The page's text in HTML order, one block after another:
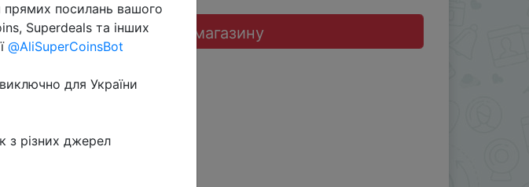
Перейти до магазину
посилань вашого
Superdeals та інших
@AliSuperCoinsBot
для України
з різних джерел